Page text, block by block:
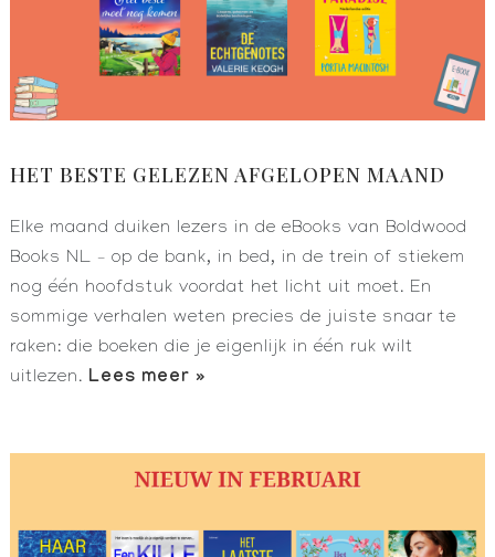
HET BESTE GELEZEN AFGELOPEN MAAND
Elke maand duiken lezers in de eBooks van Boldwood
Books NL – op de bank, in bed, in de trein of stiekem
nog één hoofdstuk voordat het licht uit moet. En
sommige verhalen weten precies de juiste snaar te
raken: die boeken die je eigenlijk in één ruk wilt
uitlezen. Lees meer »